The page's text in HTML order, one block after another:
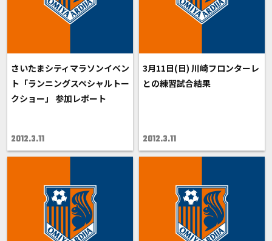
さいたまシティマラソンイベン
ト「ランニングスペシャルトー
クショー」 参加レポート
2012.3.11
3月11日(日) 川崎フロンターレ
との練習試合結果
2012.3.11